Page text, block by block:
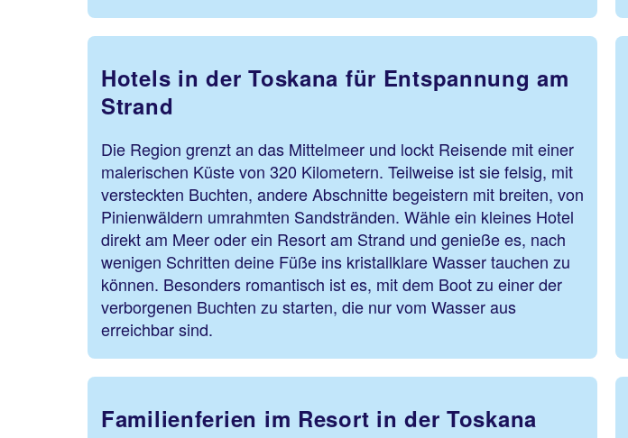
Hotels in der Toskana für Entspannung am
Strand
Die Region grenzt an das Mittelmeer und lockt Reisende mit einer
malerischen Küste von 320 Kilometern. Teilweise ist sie felsig, mit
versteckten Buchten, andere Abschnitte begeistern mit breiten, von
Pinienwäldern umrahmten Sandstränden. Wähle ein kleines Hotel
direkt am Meer oder ein Resort am Strand und genieße es, nach
wenigen Schritten deine Füße ins kristallklare Wasser tauchen zu
können. Besonders romantisch ist es, mit dem Boot zu einer der
verborgenen Buchten zu starten, die nur vom Wasser aus
erreichbar sind.
Familienferien im Resort in der Toskana